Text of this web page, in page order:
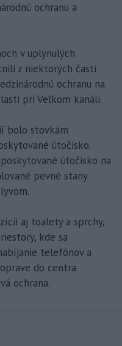
ochranu a
v uplynulých
z niektorých častí
ochranu na
pri Veľkom kanáli.
bolo stovkám
útočisko.
útočisko na
pevné stany
aj toalety a sprchy,
kde sa
telefónov a
do centra
ochrana.